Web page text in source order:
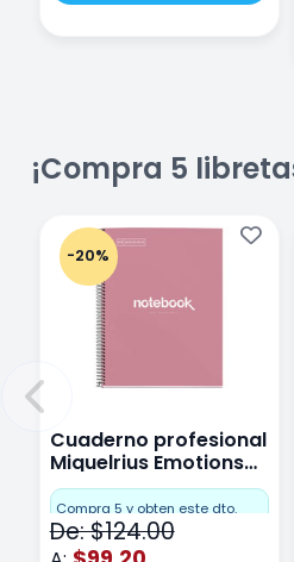
¡Compra 5 libretas
-20%
Cuaderno profesional
Miquelrius Emotions
Cuadro Chico 80
hojas Rosa
Compra 5 y obten este dto.
De: $124.00